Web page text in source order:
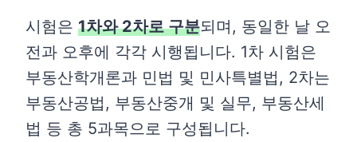
시험은 1차와 2차로 구분되며, 동일한 날 오
전과 오후에 각각 시행됩니다. 1차 시험은
부동산학개론과 민법 및 민사특별법, 2차는
부동산공법, 부동산중개 및 실무, 부동산세
법 등 총 5과목으로 구성됩니다.